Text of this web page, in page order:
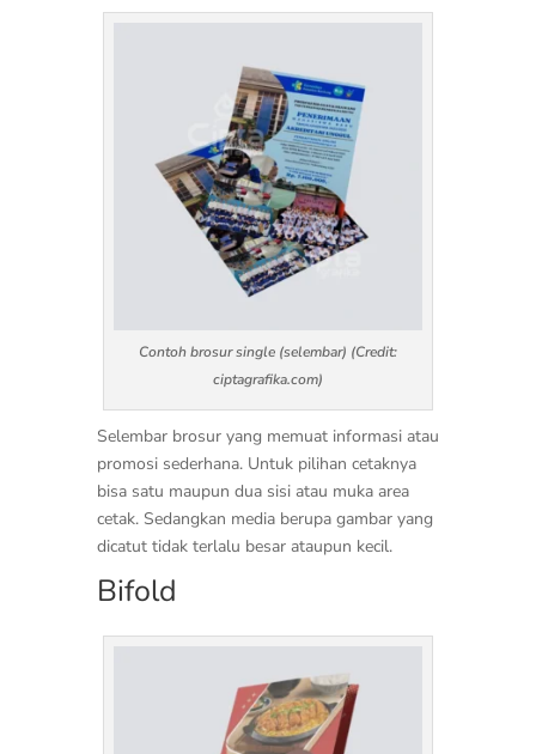
Contoh brosur single (selembar) (Credit:
ciptagrafika.com)
Selembar brosur yang memuat informasi atau
promosi sederhana. Untuk pilihan cetaknya
bisa satu maupun dua sisi atau muka area
cetak. Sedangkan media berupa gambar yang
dicatut tidak terlalu besar ataupun kecil.
Bifold